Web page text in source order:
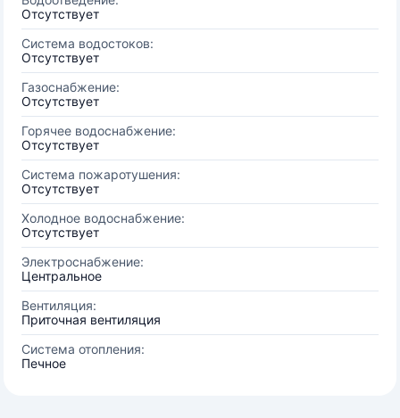
Отсутствует
Система водостоков:
Отсутствует
Газоснабжение:
Отсутствует
Горячее водоснабжение:
Отсутствует
Система пожаротушения:
Отсутствует
Холодное водоснабжение:
Отсутствует
Электроснабжение:
Центральное
Вентиляция:
Приточная вентиляция
Система отопления:
Печное